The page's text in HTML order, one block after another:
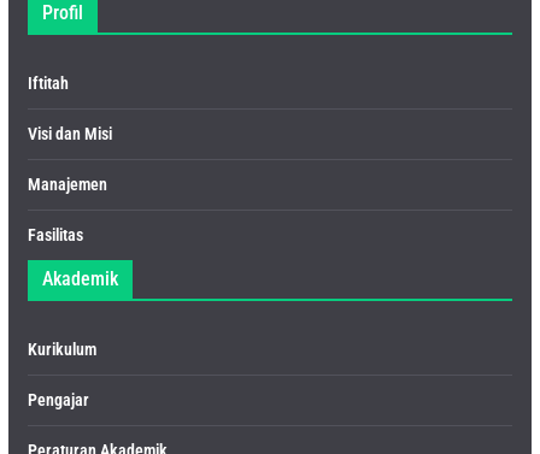
Profil
Iftitah
Visi dan Misi
Manajemen
Fasilitas
Akademik
Kurikulum
Pengajar